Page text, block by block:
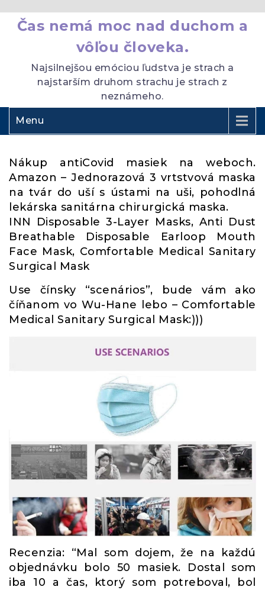
Čas nemá moc nad duchom a
vôľou človeka.
Najsilnejšou emóciou ľudstva je strach a
najstarším druhom strachu je strach z
neznámeho.
Menu
Nákup antiCovid masiek na weboch.
Amazon – Jednorazová 3 vrtstvová maska
na tvár do uší s ústami na uši, pohodlná
lekárska sanitárna chirurgická maska.
INN Disposable 3-Layer Masks, Anti Dust
Breathable Disposable Earloop Mouth
Face Mask, Comfortable Medical Sanitary
Surgical Mask
Use čínsky “scenários”, bude vám ako
číňanom vo Wu-Hane lebo – Comfortable
Medical Sanitary Surgical Mask:)))
Recenzia: “Mal som dojem, že na každú
objednávku bolo 50 masiek. Dostal som
iba 10 a čas, ktorý som potreboval, bol